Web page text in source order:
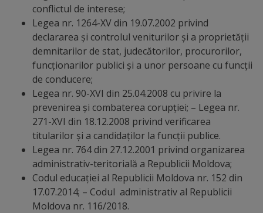
tarife
Înscrierea
copiilor
în
grădiniță/Plăți
Înterprinderi
municipale
Comgaz-
conflictul de interese;
Legea nr. 1264-XV din 19.07.2002 privind
declararea şi controlul veniturilor şi a proprietăţii
demnitarilor de stat, judecătorilor, procurorilor,
funcţionarilor publici şi a unor persoane cu funcţii
de conducere;
Legea nr. 90-XVI din 25.04.2008 cu privire la
prevenirea şi combaterea corupţiei; – Legea nr.
271-XVI din 18.12.2008 privind verificarea
titularilor şi a candidaţilor la funcţii publice.
Legea nr. 764 din 27.12.2001 privind organizarea
administrativ-teritorială a Republicii Moldova;
Codul educației al Republicii Moldova nr. 152 din
17.07.2014; – Codul administrativ al Republicii
Moldova nr. 116/2018.